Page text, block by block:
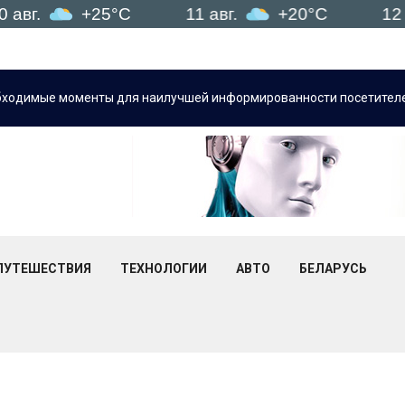
11 авг. +20°C 12 авг.
моменты для наилучшей информированности
ТЕХНОЛОГИИ АВТО БЕЛАРУСЬ